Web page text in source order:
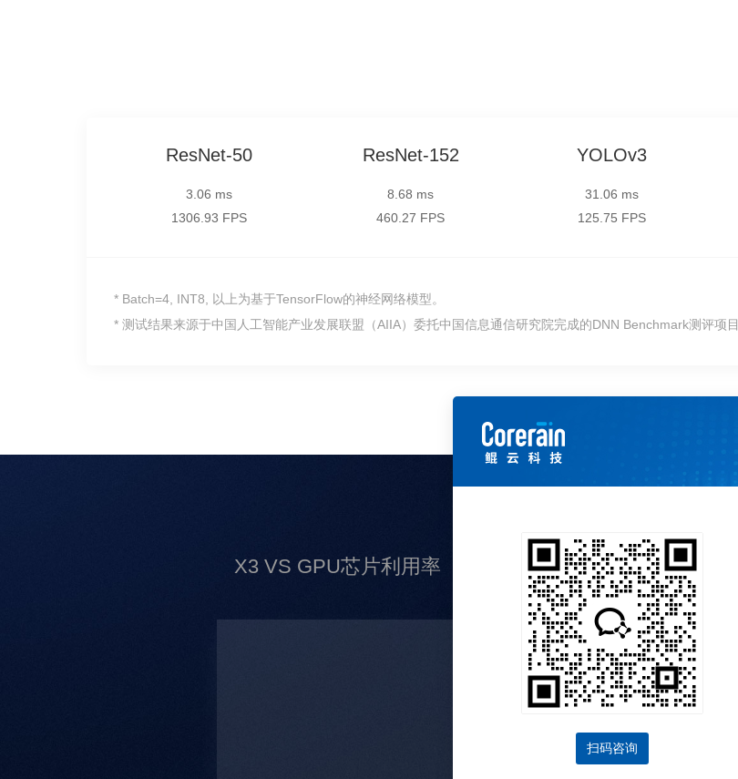
ResNet-50
3.06 ms
1306.93 FPS
ResNet-152
8.68 ms
460.27 FPS
YOLOv3
31.06 ms
125.75 FPS
* Batch=4, INT8, 以上为基于TensorFlow的神经网络模型。
* 测试结果来源于中国人工智能产业发展联盟（AIIA）委托中国信息通信研究院完成的DNN Benchmark测评项目
X3 VS GPU芯片利用率 X3 VS GPU性能（FPS）
扫码咨询